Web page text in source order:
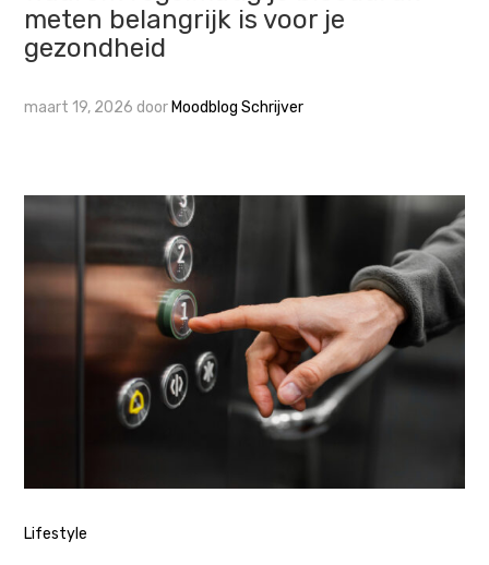
meten belangrijk is voor je
gezondheid
maart 19, 2026 door Moodblog Schrijver
Lifestyle